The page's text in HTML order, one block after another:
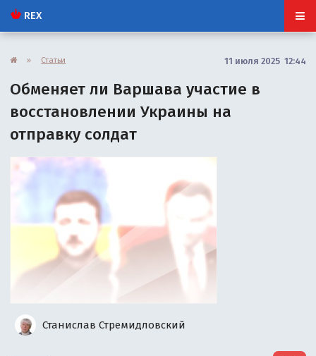
REX
» Статьи 11 июля 2025 12:44
Обменяет ли Варшава участие в
восстановлении Украины на
отправку солдат
Станислав Стремидловский